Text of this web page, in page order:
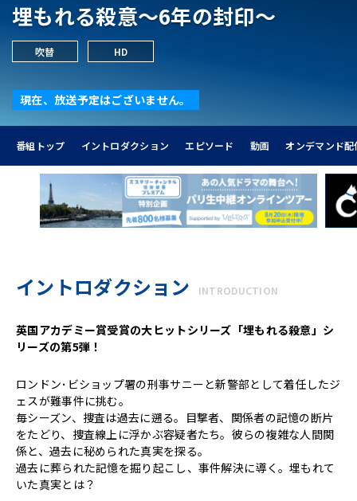
埋もれる殺意～6年の封印～
吹替 HD
現在、放送予定はございません。
番組トップ イントロダクション エピソード 動画 オンデマンド配
イントロダクション INTRODUCTION
英国アカデミー賞受賞の大ヒットシリーズ「埋もれる殺意」シ
リーズの第5弾！
ロンドン･ビショップ署の刑事サニーと新警部として着任したジ
ェスが難事件に挑む。
毎シーズン、捜査は過去に遡る。目撃者、関係者の記憶の断片
をたどり、捜査線上に浮かぶ容疑者たち。彼らの複雑な人間関
係と、過去に秘められた真実を探る。
過去に葬られた記憶を掘り起こし、事件解決に導く。埋もれて
いた真実とは？